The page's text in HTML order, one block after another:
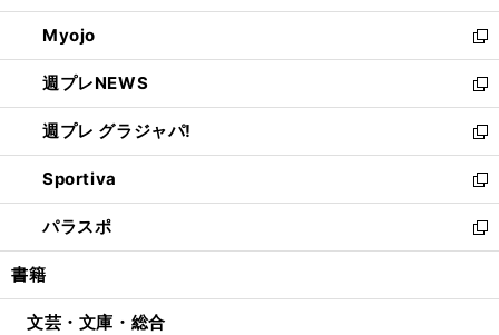
開
く
ウ
で
開
く
ン
ド
ウ
で
開
く
ウ
ィ
ン
ド
ウ
で
開
く
Myojo
新
し
い
ウ
ィ
ン
ド
ウ
で
開
週プレNEWS
新
し
い
ウ
ィ
ン
ド
ウ
開
週プレ グラジャパ!
新
し
い
ウ
ィ
ン
ウ
Sportiva
新
し
い
ウ
ン
パラスポ
新
し
ウ
書籍
文芸・文庫・総合